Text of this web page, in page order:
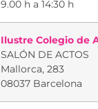
9.00 h a 14:30 h
Ilustre Colegio de
SALÓN DE ACTOS
Mallorca, 283
08037 Barcelona